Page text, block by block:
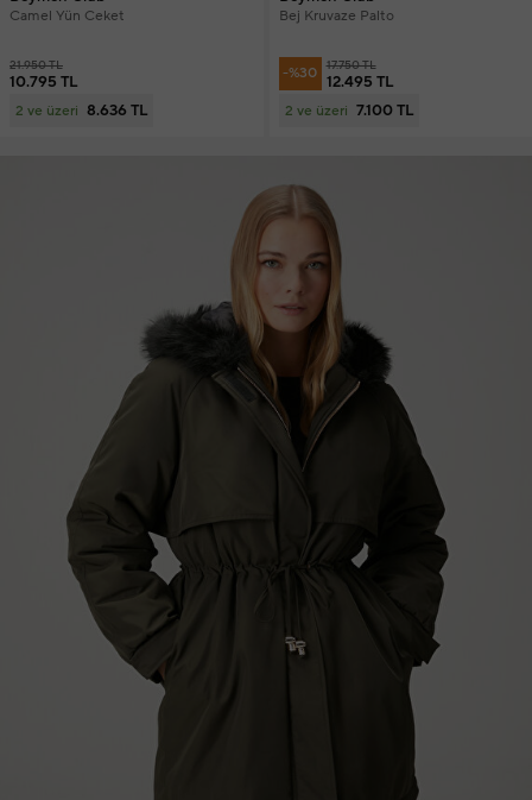
Camel Yün Ceket
21.950 TL
10.795 TL
2 ve üzeri 8.636 TL
Bej Kruvaze Palto
-%30 17.750 TL
12.495 TL
2 ve üzeri 7.100 TL